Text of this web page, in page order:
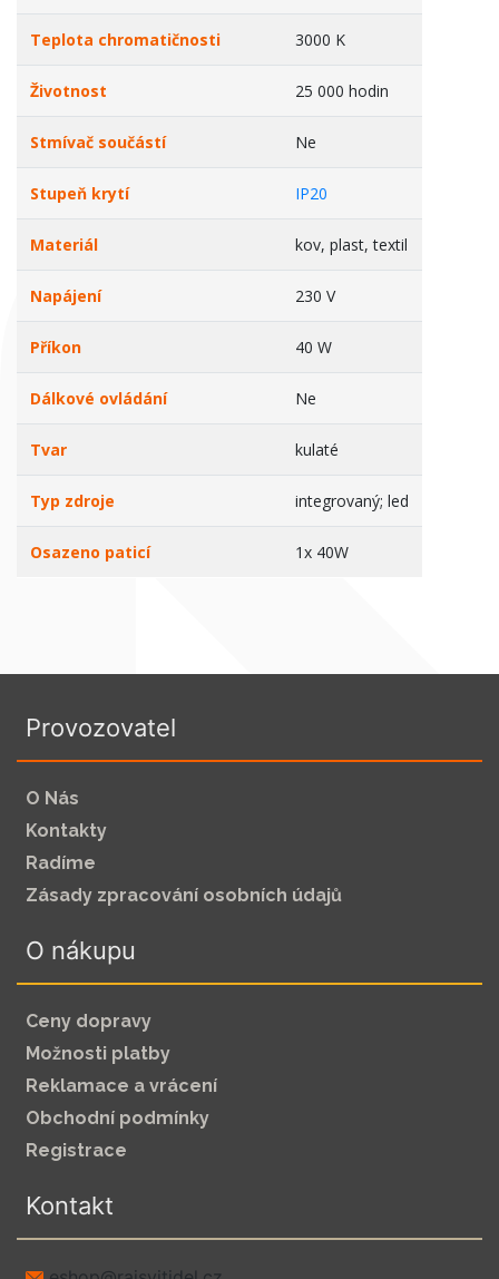
Teplota chromatičnosti 3000 K
Životnost 25 000 hodin
Stmívač součástí Ne
Stupeň krytí IP20
Materiál kov, plast, textil
Napájení 230 V
Příkon 40 W
Dálkové ovládání Ne
Tvar kulaté
Typ zdroje integrovaný; led
Osazeno paticí 1x 40W
Provozovatel
O Nás
Kontakty
Radíme
Zásady zpracování osobních údajů
O nákupu
Ceny dopravy
Možnosti platby
Reklamace a vrácení
Obchodní podmínky
Registrace
Kontakt